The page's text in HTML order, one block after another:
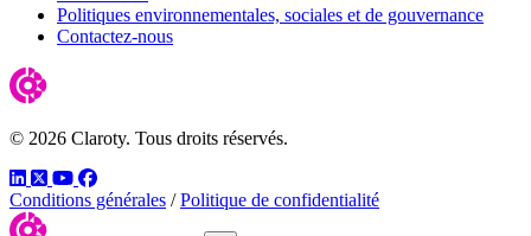
Politiques environnementales, sociales et de gouvernance
Contactez-nous
© 2026 Claroty. Tous droits réservés.
LinkedIn
TwitterYouTube
Facebook
Conditions générales / Politique de confidentialité